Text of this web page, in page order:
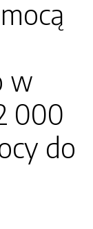
w
000
do